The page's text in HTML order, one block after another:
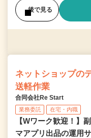
後で見る
ネットショップの
送軽作業
合同会社Re Start
業務委託 在宅・内職
【Wワーク歓迎！】
マアプリ出品の運用